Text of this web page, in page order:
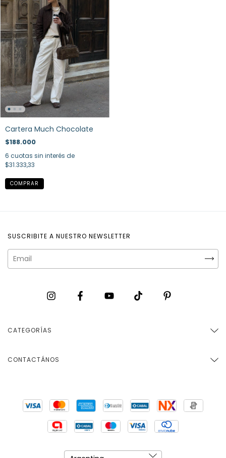
Cartera Much Chocolate
$188.000
6 cuotas sin interés de
$31.333,33
SUSCRIBITE A NUESTRO NEWSLETTER
CATEGORÍAS
CONTACTÁNOS